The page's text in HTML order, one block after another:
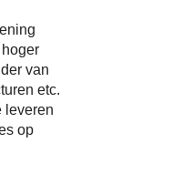
van
etc.
leveren
op